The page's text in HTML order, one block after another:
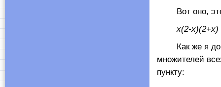
Вот оно, это
х(2-x)(2+x)
Как же я до
множителей
пункту: